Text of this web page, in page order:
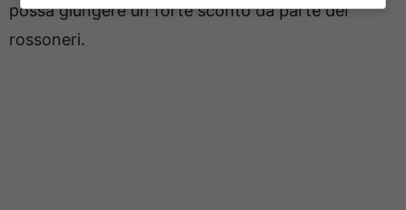
possa giungere un forte sconto da parte dei
rossoneri.